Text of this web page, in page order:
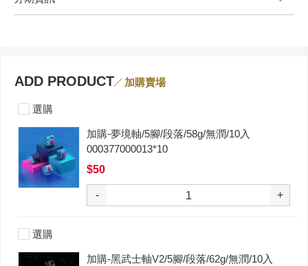
ADD PRODUCT 加購賣場
選購
加購-夢境軸/5腳/段落/58g/無潤/10入
000377000013*10
$50
- +
選購
加購-黑武士軸V2/5腳/段落/62g/無潤/10入